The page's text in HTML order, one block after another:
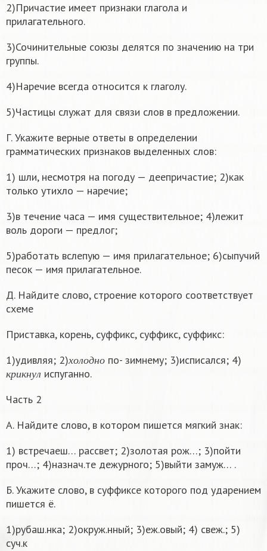
2)Причастие имеет признаки глагола и
прилагательного.
3)Сочинительные союзы делятся по значению на три
группы.
4)Наречие всегда относится к глаголу.
5)Частицы служат для связи слов в предложении.
Г. Укажите верные ответы в определении
грамматических признаков выделенных слов:
1) шли, несмотря на погоду — деепричастие; 2)как
только утихло — наречие;
3)в течение часа — имя существительное; 4)лежит
воль дороги — предлог;
5)работать вслепую — имя прилагательное; 6)сыпучий
песок — имя прилагательное.
Д. Найдите слово, строение которого соответствует
схеме
Приставка, корень, суффикс, суффикс, суффикс:
1)удивляя; 2)х ол о д н о
од по- зимнему; 3)исписался; 4)
кр и кн ул
крикнулиспуганно.
Часть 2
А. Найдите слово, в котором пишется мягкий знак:
1) встречаеш… рассвет; 2)золотая рож…; 3)пойти
проч…; 4)назнач.те дежурного; 5)выйти замуж… .
Б. Укажите слово, в суффиксе которого под ударением
пишется ё.
1)рубаш.нка; 2)окруж.нный; 3)еж.овый; 4) свеж.; 5)
суч.к